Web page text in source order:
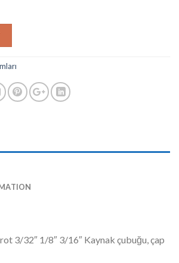
3/32″ 1/8″ 3/16″ Kaynak çubuğu, çap